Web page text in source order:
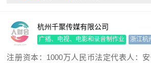
杭州千聚传媒有限公司
广播、电视、电影和录音制作业 浙江杭
注册资本：1000万人民币法定代表人：